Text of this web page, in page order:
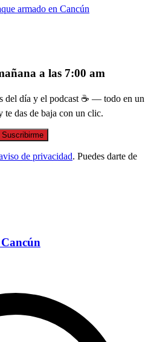
armado en Cancún
a las 7:00 am
del día y el podcast ☕ — todo en un
te das de baja con un clic.
Suscribirme
de privacidad. Puedes darte de